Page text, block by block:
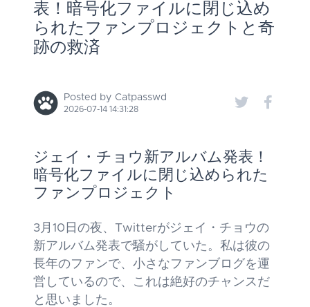
表！暗号化ファイルに閉じ込め
られたファンプロジェクトと奇
跡の救済
Posted by Catpasswd
2026-07-14 14:31:28
ジェイ・チョウ新アルバム発表！
暗号化ファイルに閉じ込められた
ファンプロジェクト
3月10日の夜、Twitterがジェイ・チョウの
新アルバム発表で騒がしていた。私は彼の
長年のファンで、小さなファンブログを運
営しているので、これは絶好のチャンスだ
と思いました。